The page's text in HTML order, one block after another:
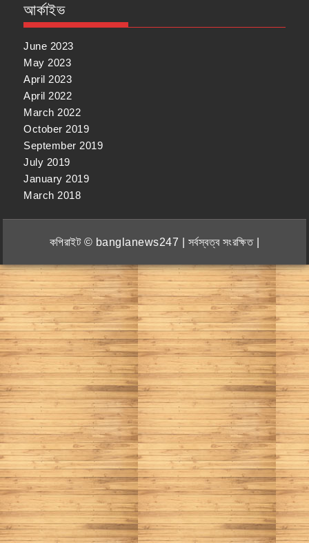
আর্কাইভ
June 2023
May 2023
April 2023
April 2022
March 2022
October 2019
September 2019
July 2019
January 2019
March 2018
কপিরাইট © banglanews247 | সর্বস্বত্ব সংরক্ষিত |